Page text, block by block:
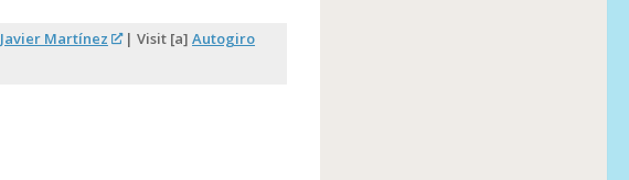
Javier Martínez | Visit [a]Autogiro